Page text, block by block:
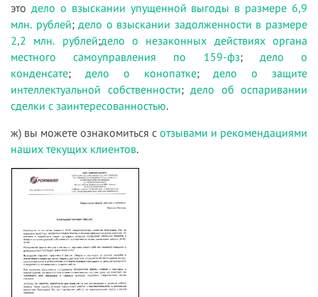
это дело о взыскании упущенной выгоды в размере 6,9
млн. рублей;дело о взыскании задолженности в размере
2,2 млн. рублей;дело о незаконных действиях органа
местного самоуправления по 159-фз; дело о
конденсате; дело о конопатке;дело о защите
интеллектуальной собственности; дело об оспаривании
сделки с заинтересованностью.
ж) вы можете ознакомиться с отзывами и рекомендациями
наших текущих клиентов.